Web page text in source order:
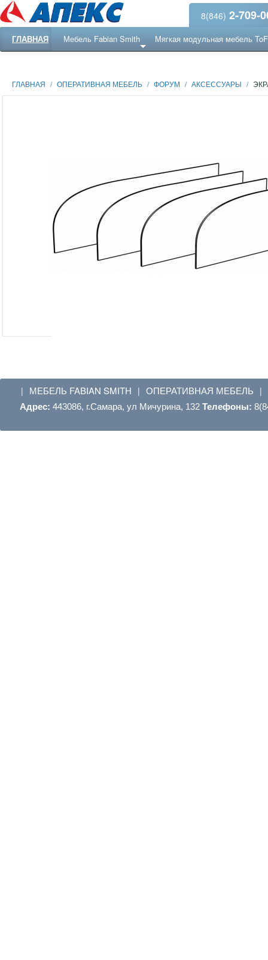
8(846) 2-709-
ГЛАВНАЯ Мебель Fabian Smith Мягкая модульная мебель
ГЛАВНАЯ / ОПЕРАТИВНАЯ МЕБЕЛЬ / ФОРУМ / АКСЕССУАРЫ /
| МЕБЕЛЬ FABIAN SMITH | ОПЕРАТИВНАЯ МЕБЕЛЬ |
Адрес: 443086, г.Самара, ул Мичурина, 132 Телефоны: